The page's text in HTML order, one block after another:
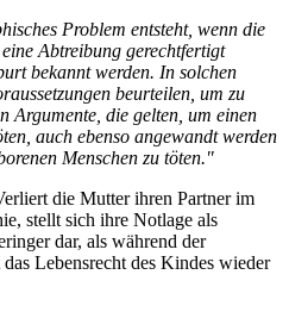
Problem entsteht, wenn die
Abtreibung gerechtfertigt
bekannt werden. In solchen
beurteilen, um zu
Argumente, die gelten, um einen
auch ebenso angewandt werden
Menschen zu töten."
die Mutter ihren Partner im
stellt sich ihre Notlage als
dar, als während der
Lebensrecht des Kindes wieder